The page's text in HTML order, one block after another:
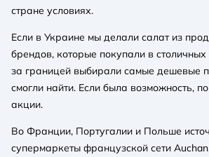
стране условиях.
Если в Украине мы делали салат из
брендов, которые покупали в
за границей выбирали самые дешевые
смогли найти. Если была возможность,
акции.
Во Франции, Португалии и Польше
супермаркеты французской сети